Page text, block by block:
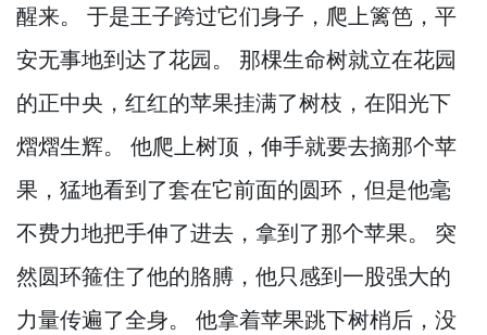
醒来。
于是王子跨过它们身子， 爬上篱笆， 平
安无事地到达了花园。
那棵生命树就立在花园
的正中央， 红红的苹果挂满了树枝， 在阳光下
熠熠生辉。
他爬上树顶， 伸手就要去摘那个苹
果， 猛地看到了套在它前面的圆环， 但是他毫
不费力地把手伸了进去， 拿到了那个苹果。
突
然圆环箍住了他的胳膊， 他只感到一股强大的
力量传遍了全身。
他拿着苹果跳下树梢后， 没